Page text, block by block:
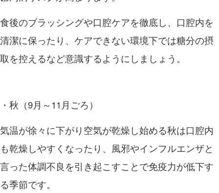
食後のブラッシングや口腔ケアを徹底し、口腔内を
清潔に保ったり、ケアできない環境下では糖分の摂
取を控えるなど意識するようにしましょう。
・秋（9月～ 11 月ごろ）
気温が徐々に下がり空気が乾燥し始める秋は口腔内
も乾燥しやすくなったり、風邪やインフルエンザと
言った体調不良を引き起こすことで免疫力が低下す
る季節です。